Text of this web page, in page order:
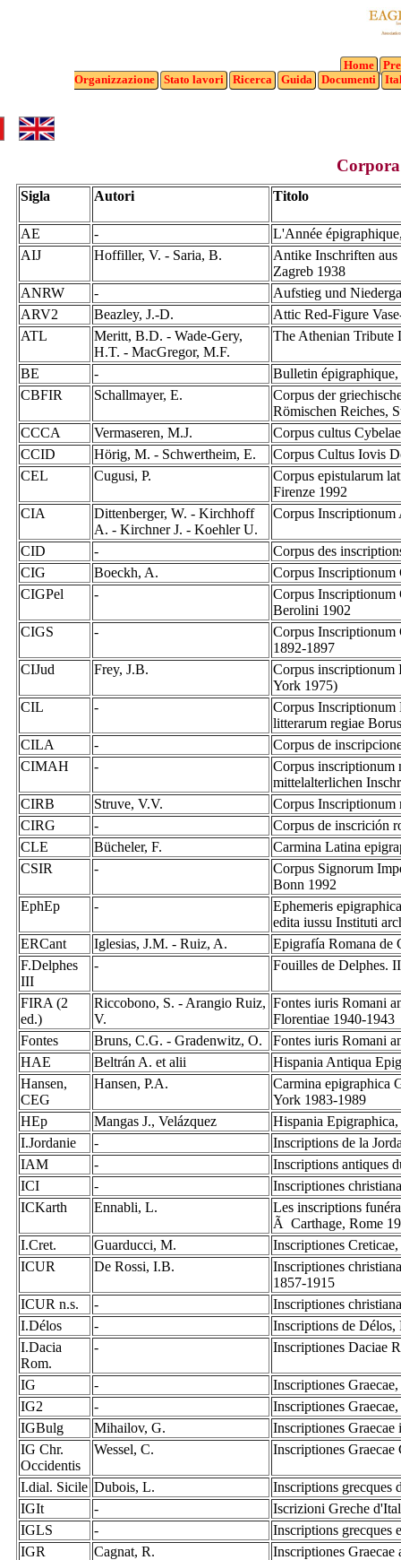
Home
Organizzazione
Stato lavori Ricerca Guida Documenti
Sigla Autori Titolo
AE -
L'Année
AIJ
Hoffiller, V. - Saria, B.
Antike Inschriften
Zagreb 1938
ANRW
-
Aufstieg und
ARV2
Beazley, J.-D.
Attic Red-Figure
ATL
Meritt, B.D. - Wade-Gery,
H.T. - MacGregor, M.F.
The Athenian Tribute
BE -
Bulletin
CBFIR
Schallmayer, E.
Corpus der
Römischen Reiches,
CCCA
Vermaseren, M.J.
Corpus cultus
CCID
Hörig, M. - Schwertheim, E.
Corpus Cultus Iovis
CEL
Cugusi, P.
Corpus epistularum
Firenze 1992
CIA
Dittenberger, W. - Kirchhoff
A. - Kirchner J. - Koehler U.
Corpus
CID -
Corpus des
CIG
Boeckh, A.
Corpus
CIGPel
-
Corpus Inscriptionum
Berolini 1902
CIGS
-
Corpus Inscriptionum
1892-1897
CIJud
Frey, J.B.
Corpus inscriptionum
York 1975)
CIL
-
Corpus Inscriptionum
litterarum regiae
CILA
-
Corpus de
CIMAH
-
Corpus inscriptionum
mittelalterlichen
CIRB
Struve, V.V.
Corpus Inscriptionum
CIRG
-
Corpus de inscrición
CLE
Bücheler, F.
Carmina Latina
CSIR
-
Corpus Signorum
Bonn 1992
EphEp
-
Ephemeris
edita iussu Instituti
ERCant
Iglesias, J.M. - Ruiz, A.
Epigrafía Romana de
F.Delphes
III
- Fouilles de Delphes.
FIRA (2
ed.)
Riccobono, S. - Arangio Ruiz,
V.
Fontes iuris Romani
Florentiae 1940-1943
Fontes
Bruns, C.G. - Gradenwitz, O.
Fontes iuris Romani
HAE
Beltrán A. et alii
Hispania Antiqua
Hansen,
CEG
Hansen, P.A.
Carmina epigraphica
York 1983-1989
HEp
Mangas J., Velázquez
Hispania
I.Jordanie
-
Inscriptions de la
IAM
-
Inscriptions antiques
ICI
-
Inscriptiones
ICKarth
Ennabli, L.
Les inscriptions
Ã Carthage, Rome
I.Cret.
Guarducci, M.
Inscriptiones
ICUR
De Rossi, I.B.
Inscriptiones
1857-1915
ICUR n.s.
-
Inscriptiones
I.Délos
-
Inscriptions de Délos,
I.Dacia
Rom.
- Inscriptiones Daciae
IG -
Inscriptiones
IG2
-
Inscriptiones
IGBulg
Mihailov, G.
Inscriptiones
IG Chr.
Occidentis
Wessel, C. Inscriptiones
I.dial. Sicile Dubois, L.
Inscriptions grecques
IGIt
-
Iscrizioni Greche
IGLS
-
Inscriptions grecques
IGR
Cagnat, R.
Inscriptiones Graecae